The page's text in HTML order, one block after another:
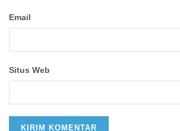
Email
Situs Web